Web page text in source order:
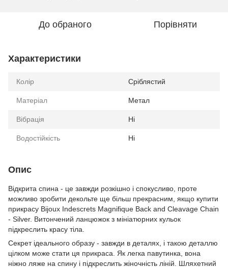
До обраного Порівняти
Характеристики
Колір Сріблястий
Матеріал Метал
Вібрація Ні
Водостійкість Ні
Опис
Відкрита спина - це завжди розкішно і спокусливо, проте
можливо зробити декольте ще більш прекрасним, якщо купити
прикрасу Bijoux Indescrets Magnifique Back and Cleavage Chain
- Silver. Витончений ланцюжок з мініатюрних кульок
підкреслить красу тіла.
Секрет ідеального образу - завжди в деталях, і такою деталлю
цілком може стати ця прикраса. Як легка павутинка, вона
ніжно ляже на спину і підкреслить жіночність ліній. Шляхетний